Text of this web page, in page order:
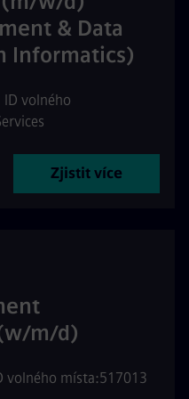
& Data
Informatics)
ID volného
Zjistit více
m/d)
volného místa:517013